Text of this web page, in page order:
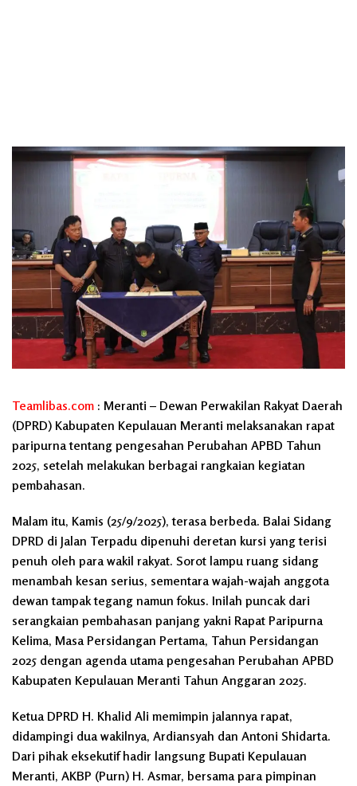
Teamlibas.com : Meranti – Dewan Perwakilan Rakyat Daerah
(DPRD) Kabupaten Kepulauan Meranti melaksanakan rapat
paripurna tentang pengesahan Perubahan APBD Tahun
2025, setelah melakukan berbagai rangkaian kegiatan
pembahasan.
Malam itu, Kamis (25/9/2025), terasa berbeda. Balai Sidang
DPRD di Jalan Terpadu dipenuhi deretan kursi yang terisi
penuh oleh para wakil rakyat. Sorot lampu ruang sidang
menambah kesan serius, sementara wajah-wajah anggota
dewan tampak tegang namun fokus. Inilah puncak dari
serangkaian pembahasan panjang yakni Rapat Paripurna
Kelima, Masa Persidangan Pertama, Tahun Persidangan
2025 dengan agenda utama pengesahan Perubahan APBD
Kabupaten Kepulauan Meranti Tahun Anggaran 2025.
Ketua DPRD H. Khalid Ali memimpin jalannya rapat,
didampingi dua wakilnya, Ardiansyah dan Antoni Shidarta.
Dari pihak eksekutif hadir langsung Bupati Kepulauan
Meranti, AKBP (Purn) H. Asmar, bersama para pimpinan